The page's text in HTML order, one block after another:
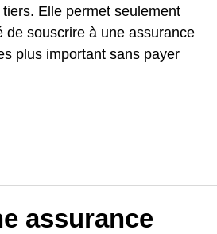
Elle permet seulement
de souscrire à une assurance
plus important sans payer
assurance